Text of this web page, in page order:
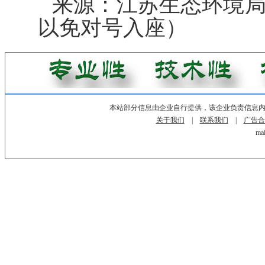
来源：江苏生态环境
以免对号入座）
本站部分信息由企业自行提供，该企业负责信息
关于我们
联系我们
广告